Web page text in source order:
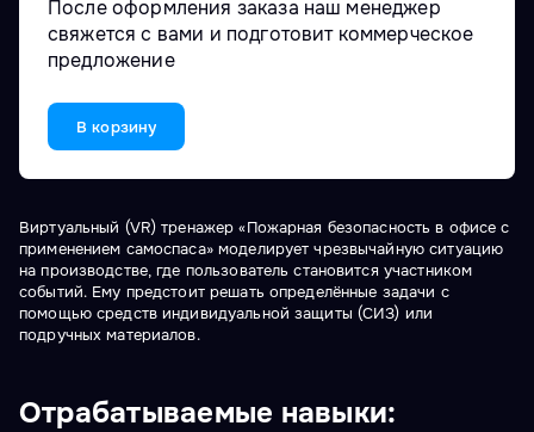
После оформления заказа наш менеджер
свяжется с вами и подготовит коммерческое
предложение
В корзину
Виртуальный (VR) тренажер «Пожарная безопасность в офисе с
применением самоспаса» моделирует чрезвычайную ситуацию
на производстве, где пользователь становится участником
событий. Ему предстоит решать определённые задачи с
помощью средств индивидуальной защиты (СИЗ) или
подручных материалов.
Отрабатываемые навыки: